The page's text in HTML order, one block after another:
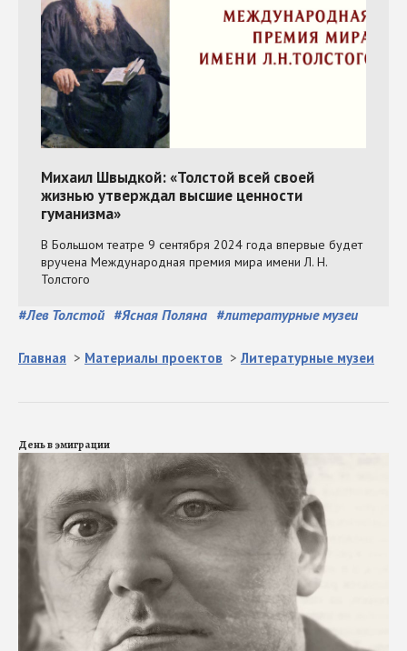
#Лев Толстой #Ясная Поляна #литературные музеи
Главная > Материалы проектов >Литературные музеи
День в эмиграции